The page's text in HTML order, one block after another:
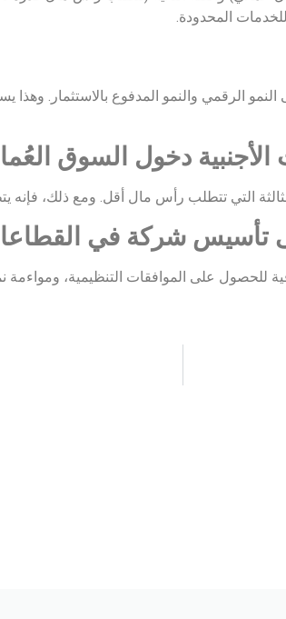
المحدودة.
الرقمي والنمو المدفوع بالاستثمار.
دخول السوق
التي تتطلب رأس مال أقل. ومع ذلك، فإنه
تأسيس شركة في
للحصول على الموافقات التنظيمية،